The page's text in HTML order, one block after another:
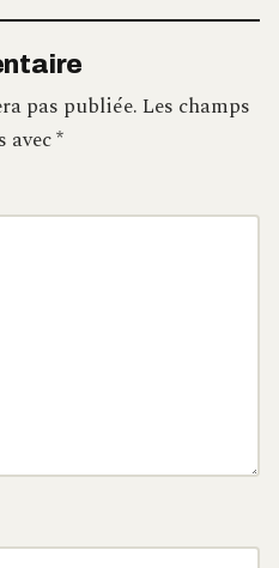
pas publiée.Les champs
avec*